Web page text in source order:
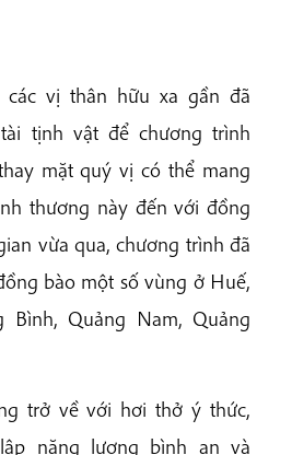
vị thân hữu xa gần đã
tịnh vật để chương trình
mặt quý vị có thể mang
thương này đến với đồng
vừa qua, chương trình đã
bào một số vùng ở Huế,
Bình, Quảng Nam, Quảng
trở về với hơi thở ý thức,
năng lượng bình an và